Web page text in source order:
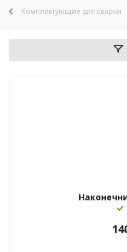
Комплектующие для сварки